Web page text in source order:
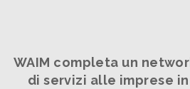
WAIM completa un
di servizi alle imprese